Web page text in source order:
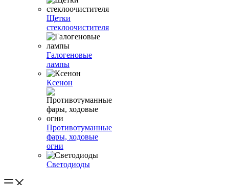
Щетки
стеклоочистителя
Галогеновые
лампы
Ксенон
Противотуманные
фары, ходовые
огни
Светодиоды